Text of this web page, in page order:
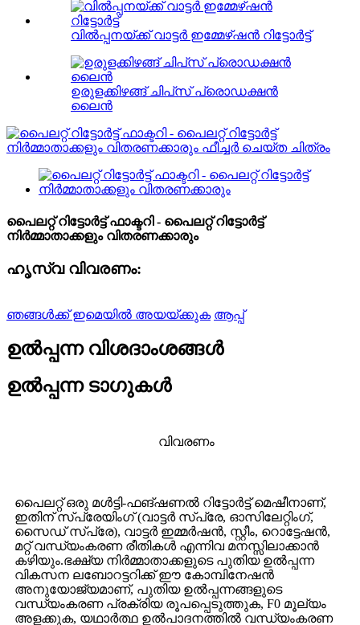
വിൽപ്പനയ്ക്ക് വാട്ടർ ഇമ്മേഴ്‌ഷൻ റിട്ടോർട്ട്
ഉരുളക്കിഴങ്ങ് ചിപ്‌സ് പ്രൊഡക്ഷൻ
ലൈൻ
പൈലറ്റ് റിട്ടോർട്ട് ഫാക്ടറി - പൈലറ്റ് റിട്ടോർട്ട്
നിർമ്മാതാക്കളും വിതരണക്കാരും
ഹൃസ്വ വിവരണം:
ഞങ്ങൾക്ക് ഇമെയിൽ അയയ്ക്കുക ആപ്പ്
ഉൽപ്പന്ന വിശദാംശങ്ങൾ
ഉൽപ്പന്ന ടാഗുകൾ
വിവരണം
പൈലറ്റ് ഒരു മൾട്ടി-ഫങ്ഷണൽ റിട്ടോർട്ട് മെഷീനാണ്,
ഇതിന് സ്പ്രേയിംഗ് (വാട്ടർ സ്പ്രേ, ഓസിലേറ്റിംഗ്,
സൈഡ് സ്പ്രേ), വാട്ടർ ഇമ്മർഷൻ, സ്റ്റീം, റൊട്ടേഷൻ,
മറ്റ് വന്ധ്യംകരണ രീതികൾ എന്നിവ മനസ്സിലാക്കാൻ
കഴിയും.ഭക്ഷ്യ നിർമ്മാതാക്കളുടെ പുതിയ ഉൽപ്പന്ന
വികസന ലബോറട്ടറിക്ക് ഈ കോമ്പിനേഷൻ
അനുയോജ്യമാണ്, പുതിയ ഉൽപ്പന്നങ്ങളുടെ
വന്ധ്യംകരണ പ്രക്രിയ രൂപപ്പെടുത്തുക, F0 മൂല്യം
അളക്കുക, യഥാർത്ഥ ഉൽപാദനത്തിൽ വന്ധ്യംകരണ